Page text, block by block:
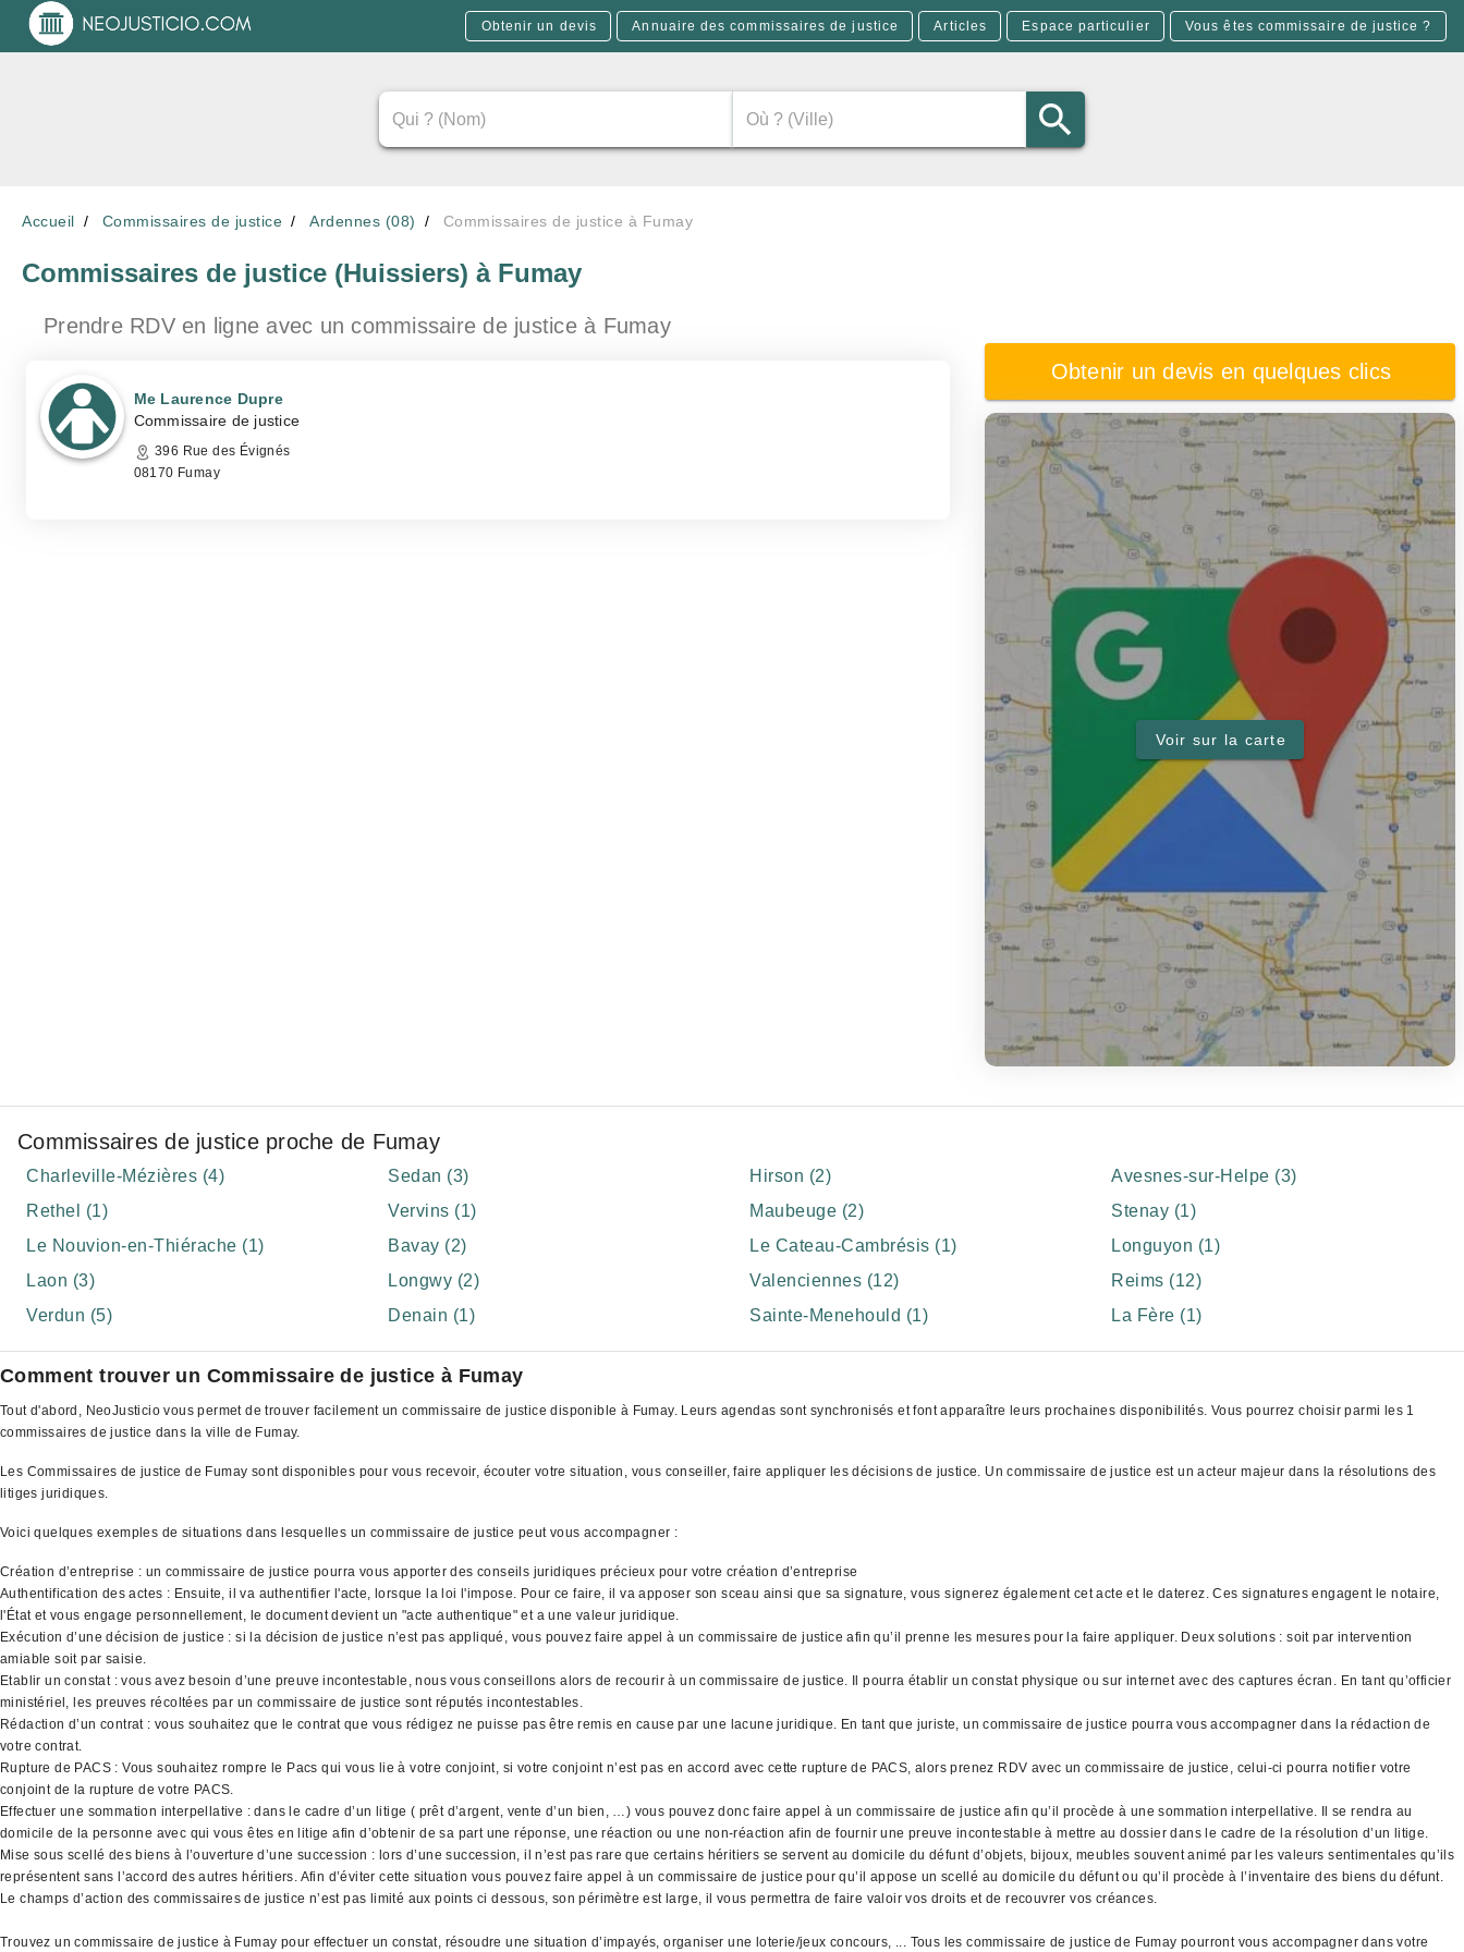
Obtenir un devis Annuaire des commissaires de justice Articles Espace particulier Vous êtes commissaire de justice ?
Accueil Commissaires de justice Ardennes (08) Commissaires de justice à Fumay
Commissaires de justice (Huissiers) à Fumay
Prendre RDV en ligne avec un commissaire de justice à Fumay
Me Laurence Dupre
Commissaire de justice
396 Rue des Évignés
08170 Fumay
Obtenir un devis en quelques clics
Voir sur la carte
Commissaires de justice proche de Fumay
Charleville-Mézières (4) Sedan (3) Hirson (2)
Avesnes-sur-Helpe (3)
Rethel (1)
Vervins (1) Maubeuge (2)
Stenay (1)
Le Nouvion-en-Thiérache (1)
Bavay (2) Le Cateau-Cambrésis (1)
Longuyon (1)
Laon (3)
Longwy (2) Valenciennes (12)
Reims (12)
Verdun (5)
Denain (1) Sainte-Menehould (1) La Fère (1)
Comment trouver un Commissaire de justice à Fumay
Tout d'abord, NeoJusticio vous permet de trouver facilement un commissaire de justice disponible à Fumay. Leurs agendas sont synchronisés et font apparaître leurs prochaines disponibilités. Vous pourrez choisir parmi les 1
commissaires de justice dans la ville de Fumay.
Les Commissaires de justice de Fumay sont disponibles pour vous recevoir, écouter votre situation, vous conseiller, faire appliquer les décisions de justice. Un commissaire de justice est un acteur majeur dans la résolutions des
litiges juridiques.
Voici quelques exemples de situations dans lesquelles un commissaire de justice peut vous accompagner :
Création d’entreprise : un commissaire de justice pourra vous apporter des conseils juridiques précieux pour votre création d’entreprise
Authentification des actes : Ensuite, il va authentifier l'acte, lorsque la loi l'impose. Pour ce faire, il va apposer son sceau ainsi que sa signature, vous signerez également cet acte et le daterez. Ces signatures engagent le notaire,
l'État et vous engage personnellement, le document devient un "acte authentique" et a une valeur juridique.
Exécution d’une décision de justice : si la décision de justice n’est pas appliqué, vous pouvez faire appel à un commissaire de justice afin qu’il prenne les mesures pour la faire appliquer. Deux solutions : soit par intervention
amiable soit par saisie.
Etablir un constat : vous avez besoin d’une preuve incontestable, nous vous conseillons alors de recourir à un commissaire de justice. Il pourra établir un constat physique ou sur internet avec des captures écran. En tant qu’officier
ministériel, les preuves récoltées par un commissaire de justice sont réputés incontestables.
Rédaction d’un contrat : vous souhaitez que le contrat que vous rédigez ne puisse pas être remis en cause par une lacune juridique. En tant que juriste, un commissaire de justice pourra vous accompagner dans la rédaction de
votre contrat.
Rupture de PACS : Vous souhaitez rompre le Pacs qui vous lie à votre conjoint, si votre conjoint n’est pas en accord avec cette rupture de PACS, alors prenez RDV avec un commissaire de justice, celui-ci pourra notifier votre
conjoint de la rupture de votre PACS.
Effectuer une sommation interpellative : dans le cadre d’un litige ( prêt d’argent, vente d’un bien, …) vous pouvez donc faire appel à un commissaire de justice afin qu’il procède à une sommation interpellative. Il se rendra au
domicile de la personne avec qui vous êtes en litige afin d’obtenir de sa part une réponse, une réaction ou une non-réaction afin de fournir une preuve incontestable à mettre au dossier dans le cadre de la résolution d’un litige.
Mise sous scellé des biens à l’ouverture d’une succession : lors d’une succession, il n’est pas rare que certains héritiers se servent au domicile du défunt d’objets, bijoux, meubles souvent animé par les valeurs sentimentales qu’ils
représentent sans l’accord des autres héritiers. Afin d’éviter cette situation vous pouvez faire appel à un commissaire de justice pour qu’il appose un scellé au domicile du défunt ou qu’il procède à l’inventaire des biens du défunt.
Le champs d’action des commissaires de justice n’est pas limité aux points ci dessous, son périmètre est large, il vous permettra de faire valoir vos droits et de recouvrer vos créances.
Trouvez un commissaire de justice à Fumay pour effectuer un constat, résoudre une situation d’impayés, organiser une loterie/jeux concours, ... Tous les commissaire de justice de Fumay pourront vous accompagner dans votre